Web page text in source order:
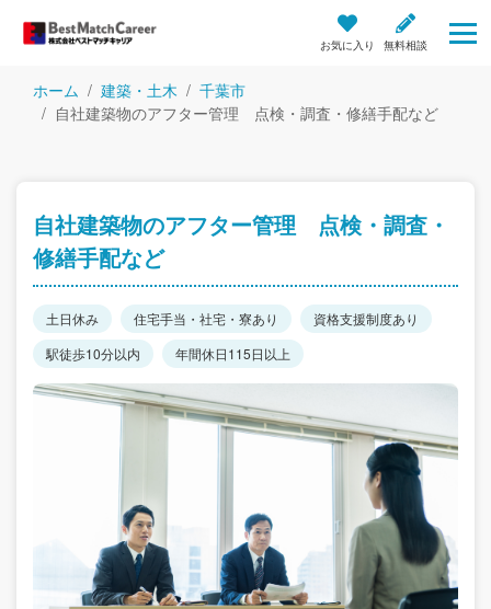
お気に入り 無料相談
ホーム 建築・土木
千葉市
自社建築物のアフター管理 点検・調査・修繕手配など
自社建築物のアフター管理 点検・調査・
修繕手配など
土日休み 住宅手当・社宅・寮あり
資格支援制度あり
駅徒歩10分以内
年間休日115日以上